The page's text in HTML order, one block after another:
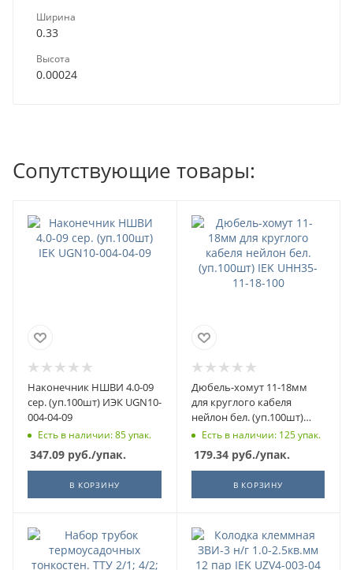
Ширина
0.33
Высота
0.00024
Сопутствующие товары:
Наконечник НШВИ 4.0-09
сер. (уп.100шт) ИЭК UGN10-
004-04-09
Есть в наличии: 85 упак.
347.09 руб./упак.
В КОРЗИНУ
Дюбель-хомут 11-18мм
для круглого кабеля
нейлон бел. (уп.100шт)
ИЭК UHH35-11-18-100
Есть в наличии: 125 упак.
179.34руб./упак.
В КОРЗИНУ